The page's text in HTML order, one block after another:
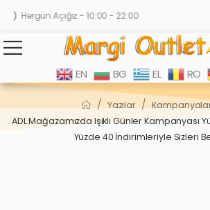
Hergün Açığız - 10:00 - 22:00
EN BG EL RO
/ Yazılar /
ADL Mağazamızda Işıklı Günler Kampanyası
Yüzde 40 İndirimleriyle Sizleri